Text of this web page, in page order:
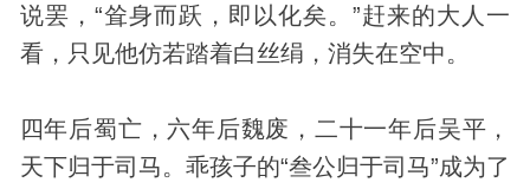
说罢，“耸身而跃，即以化矣。”赶来的大人一
看，只见他仿若踏着白丝绢，消失在空中。
四年后蜀亡，六年后魏废，二十一年后吴平，
天下归于司马。乖孩子的“叁公归于司马”成为了